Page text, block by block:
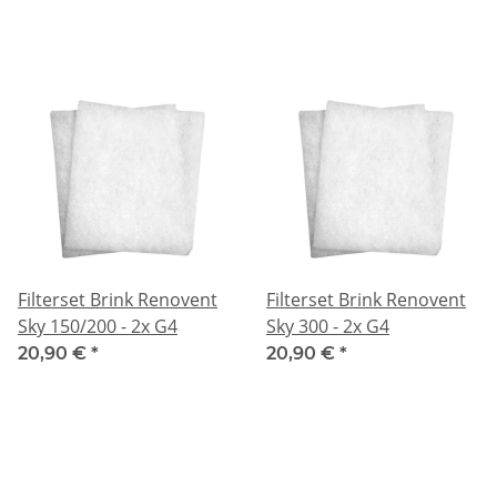
Filterset Brink Renovent
Sky 150/200 - 2x G4
20,90 € *
Filterset Brink Renovent
Sky 300 - 2x G4
20,90 € *